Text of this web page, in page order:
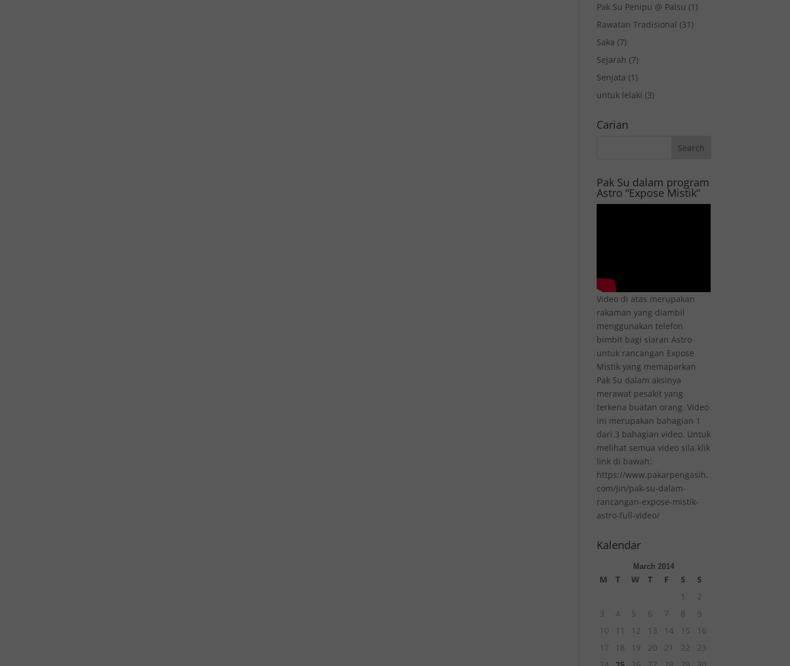
Pak Su Penipu @ Palsu (1)
Rawatan Tradisional (31)
Saka (7)
Sejarah (7)
Senjata (1)
untuk lelaki (3)
Carian
Pak Su dalam program
Astro “Expose Mistik”
Video di atas merupakan
rakaman yang diambil
menggunakan telefon
bimbit bagi siaran Astro
untuk rancangan Expose
Mistik yang memaparkan
Pak Su dalam aksinya
merawat pesakit yang
terkena buatan orang. Video
ini merupakan bahagian 1
dari 3 bahagian video. Untuk
melihat semua video sila klik
link di bawah:
https://www.pakarpengasih.
com/jin/pak-su-dalam-
rancangan-expose-mistik-
astro-full-video/
Kalendar
March 2014
M T W T F S
S
1
2
3
4 5 6 7 8
9
10
11 12 13 14 15
16
17
18 19 20 21 22
23